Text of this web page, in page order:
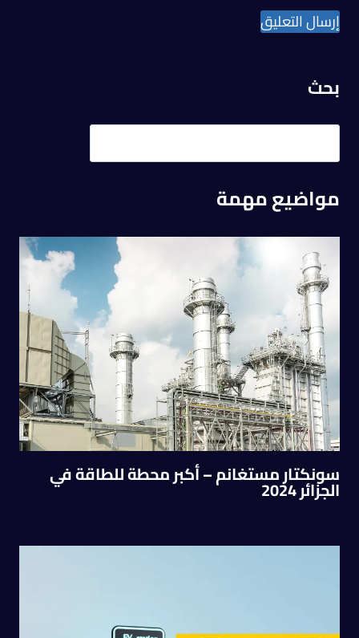
بحث
مواضيع مهمة
سونكتار مستغانم – أكبر محطة للطاقة في
الجزائر 2024